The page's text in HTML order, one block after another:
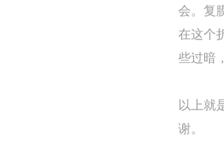
会。复
在这个
些过暗
以上就
谢。
成都包装厂：纸质包装盒定制常见破损问
成都包装厂：纸质包装盒定制常见破损问题
损问题的是运输过程中的挤压破损，...